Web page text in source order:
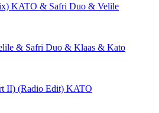
KATO & Safri Duo & Velile
& Safri Duo & Klaas & Kato
II) (Radio Edit) KATO